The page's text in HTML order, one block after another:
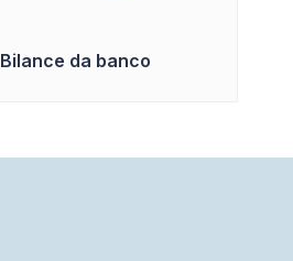
Bilance da banco